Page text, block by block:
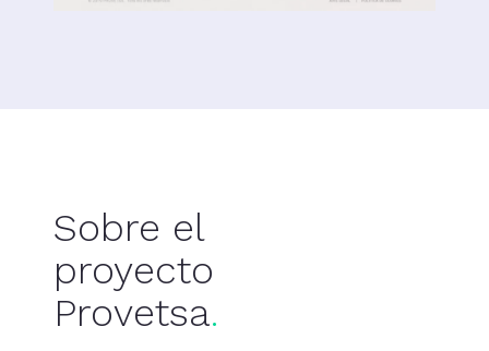
Sobre el
proyecto
Provetsa